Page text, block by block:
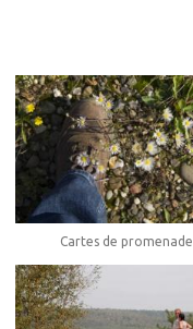
Cartes de promenade